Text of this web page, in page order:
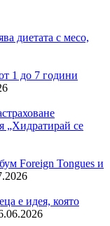
диетата с месо,
1 до 7 години
„Хидратирай се
Foreign Tongues и
е идея, която